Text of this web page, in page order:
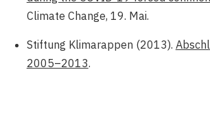
Climate Change, 19. Mai.
Stiftung Klimarappen (2013).
2005–2013.